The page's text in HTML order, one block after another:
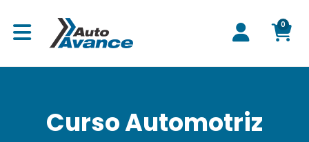
0
Curso Automotriz